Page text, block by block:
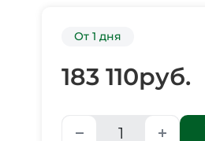
От 1 дня
183 110руб.